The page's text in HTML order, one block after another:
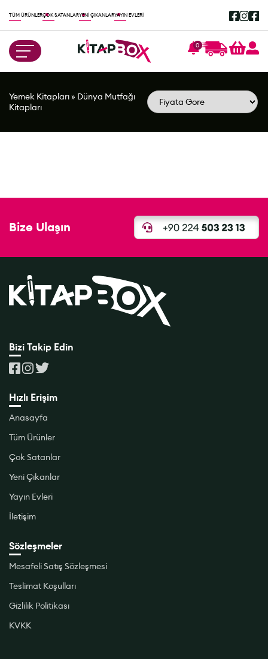
TÜM ÜRÜNLERÇOK SATANLARYENİ ÇIKANLARYAYIN EVLERİ
0
Yemek Kitapları» Dünya Mutfağı
Kitapları
Bize Ulaşın
Bizi Takip Edin
Hızlı Erişim
Anasayfa
Tüm Ürünler
Çok Satanlar
Yeni Çıkanlar
Yayın Evleri
İletişim
Sözleşmeler
Mesafeli Satış Sözleşmesi
Teslimat Koşulları
Gizlilik Politikası
KVKK